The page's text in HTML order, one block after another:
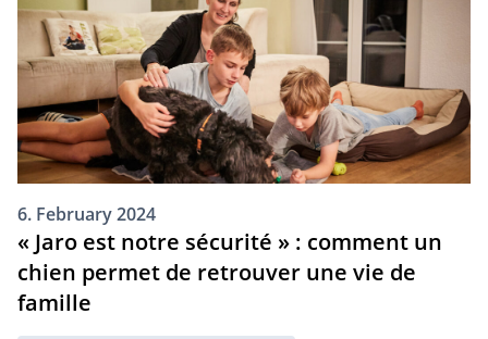
6. February 2024
« Jaro est notre sécurité » : comment un
chien permet de retrouver une vie de
famille